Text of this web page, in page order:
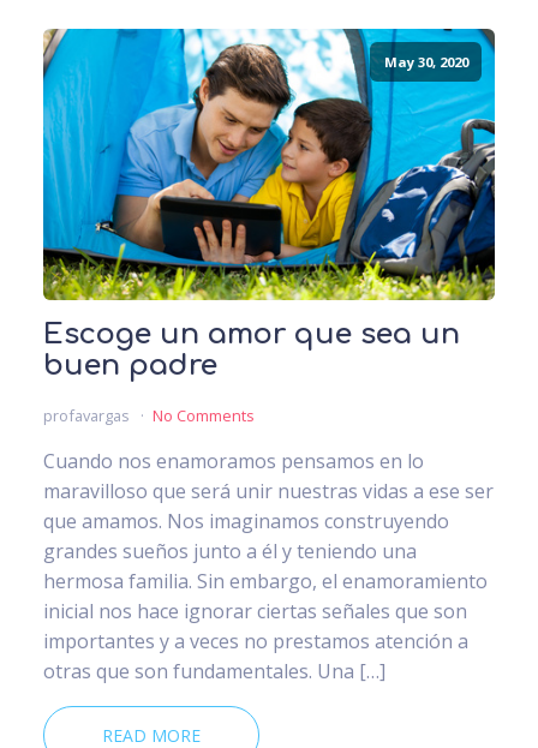
May 30, 2020
Escoge un amor que sea un
buen padre
profavargas No Comments
Cuando nos enamoramos pensamos en lo
maravilloso que será unir nuestras vidas a ese ser
que amamos. Nos imaginamos construyendo
grandes sueños junto a él y teniendo una
hermosa familia. Sin embargo, el enamoramiento
inicial nos hace ignorar ciertas señales que son
importantes y a veces no prestamos atención a
otras que son fundamentales. Una […]
READ MORE